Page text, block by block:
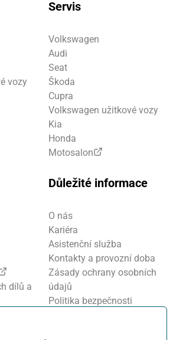
vozy
Servis
Volkswagen
Audi
Seat
Škoda
Cupra
Volkswagen užitkové vozy
Kia
Honda
Motosalon
dílů a
Důležité informace
O nás
Kariéra
Asistenční služba
Kontakty a provozní doba
Zásady ochrany osobních
údajů
Politika bezpečnosti